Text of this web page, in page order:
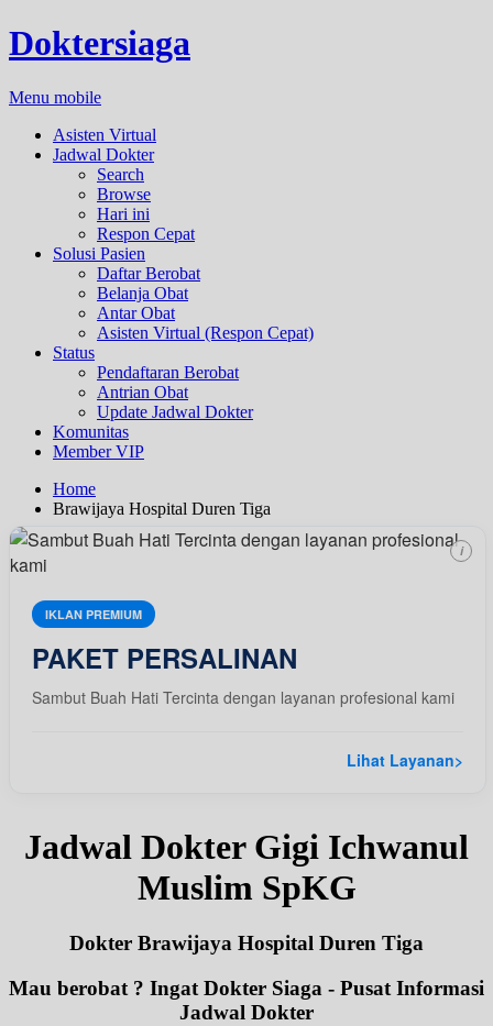
Doktersiaga
Menu mobile
Asisten Virtual
Jadwal Dokter
Search
Browse
Hari ini
Respon Cepat
Solusi Pasien
Daftar Berobat
Belanja Obat
Antar Obat
Asisten Virtual (Respon Cepat)
Status
Pendaftaran Berobat
Antrian Obat
Update Jadwal Dokter
Komunitas
Member VIP
Home
Brawijaya Hospital Duren Tiga
IKLAN PREMIUM
PAKET PERSALINAN
Sambut Buah Hati Tercinta dengan layanan profesional kami
Lihat Layanan>
i
Jadwal Dokter Gigi Ichwanul
Muslim SpKG
Dokter Brawijaya Hospital Duren Tiga
Mau berobat ? Ingat Dokter Siaga - Pusat Informasi
Jadwal Dokter